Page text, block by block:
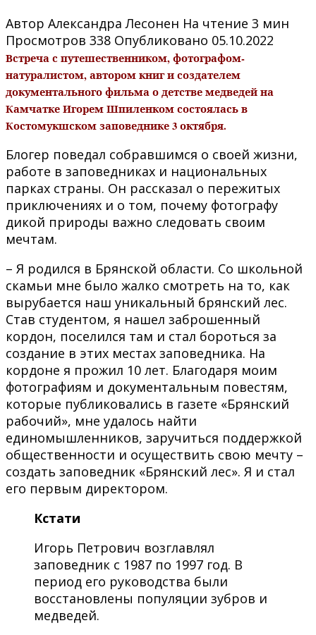
Автор Александра Лесонен На чтение 3 мин
Просмотров 338 Опубликовано 05.10.2022
Встреча с путешественником, фотографом-
натуралистом, автором книг и создателем
документального фильма о детстве медведей на
Камчатке Игорем Шпиленком состоялась в
Костомукшском заповеднике 3 октября.
Блогер поведал собравшимся о своей жизни,
работе в заповедниках и национальных
парках страны. Он рассказал о пережитых
приключениях и о том, почему фотографу
дикой природы важно следовать своим
мечтам.
– Я родился в Брянской области. Со школьной
скамьи мне было жалко смотреть на то, как
вырубается наш уникальный брянский лес.
Став студентом, я нашел заброшенный
кордон, поселился там и стал бороться за
создание в этих местах заповедника. На
кордоне я прожил 10 лет. Благодаря моим
фотографиям и документальным повестям,
которые публиковались в газете «Брянский
рабочий», мне удалось найти
единомышленников, заручиться поддержкой
общественности и осуществить свою мечту –
создать заповедник «Брянский лес». Я и стал
его первым директором.
Кстати
Игорь Петрович возглавлял
заповедник с 1987 по 1997 год. В
период его руководства были
восстановлены популяции зубров и
медведей.